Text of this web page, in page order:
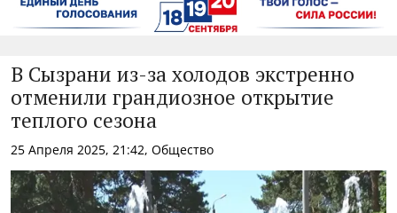
В Сызрани из-за холодов экстренно
отменили грандиозное открытие
теплого сезона
25 Апреля 2025, 21:42, Общество